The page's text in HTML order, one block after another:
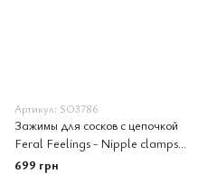
Артикул: SO3786
Зажимы для сосков с цепочкой
Feral Feelings - Nipple clamps
Classic, серебро/черный
699 грн